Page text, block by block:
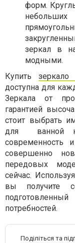
форм.
зеркал в
модными.
Купить
доступна для
Зеркала от
гарантией
стоит выбрать
для
ванной
современность
совершенно
передовых
сейчас.
вы получите
потребностей.
Поділіться та